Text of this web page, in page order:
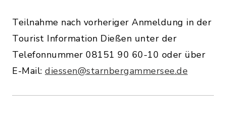
Teilnahme nach vorheriger Anmeldung in der
Tourist Information Dießen unter der
Telefonnummer 08151 90 60-10 oder über
E-Mail: diessen@starnbergammersee.de